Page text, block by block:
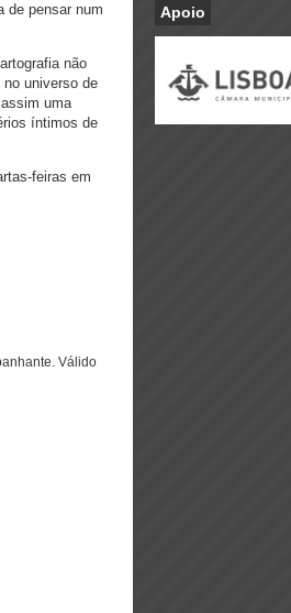
de pensar num
não
universo de
uma
íntimos de
feiras em
Válido
Apoio